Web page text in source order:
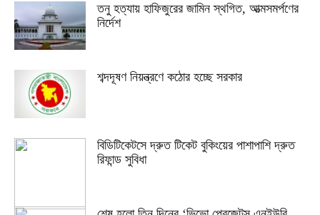
তনু হত্যায় হাফিজুরের জামিন স্থগিত, আত্মসমর্পণের
নির্দেশ
শব্দদূষণ নিয়ন্ত্রণে কঠোর হচ্ছে সরকার
বিডিটিকেটসে দ্রুত টিকেট বুকিংয়ের পাশাপাশি দ্রুত
রিফান্ড সুবিধা